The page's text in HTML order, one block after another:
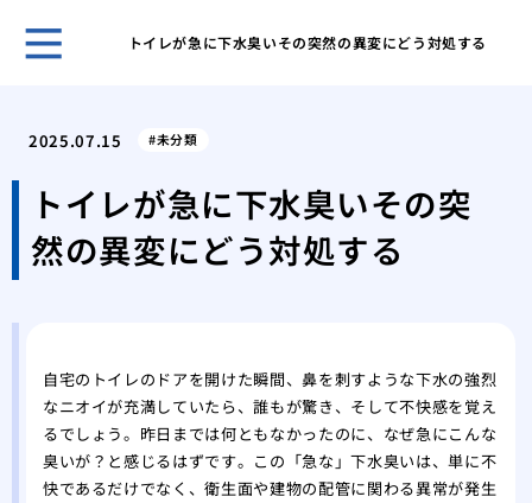
トイレが急に下水臭いその突然の異変にどう対処する
プ
家
ー
水
家
2025.07.15 未分類
トイレが急に下水臭いその突
然の異変にどう対処する
自宅のトイレのドアを開けた瞬間、鼻を刺すような下水の強烈
なニオイが充満していたら、誰もが驚き、そして不快感を覚え
るでしょう。 昨日までは何ともなかったのに、なぜ急にこんな
臭いが？と感じるはずです。この「急な」下水臭いは、単に不
快であるだけでなく、衛生面や建物の配管に関わる異常が発生